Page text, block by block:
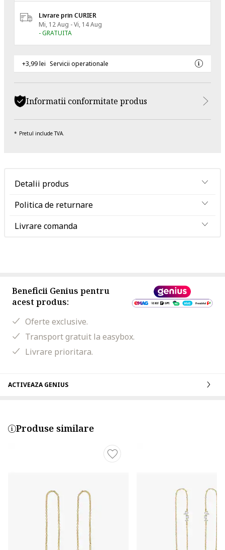
Livrare prin CURIER
Mi, 12 Aug - Vi, 14 Aug
- GRATUITA
+3,99 lei Servicii operationale
Informatii conformitate produs
Pretul include TVA.
Detalii produs
Politica de returnare
Livrare comanda
Beneficii Genius pentru
acest produs:
Oferte exclusive.
Transport gratuit la easybox.
Livrare prioritara.
ACTIVEAZA GENIUS
Produse similare